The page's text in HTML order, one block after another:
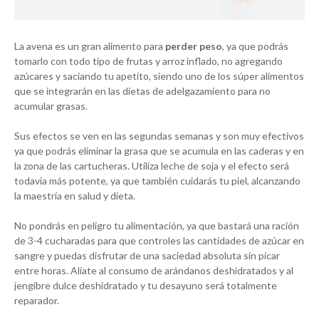
La avena es un gran alimento para perder peso, ya que podrás
tomarlo con todo tipo de frutas y arroz inflado, no agregando
azúcares y saciando tu apetito, siendo uno de los súper alimentos
que se integrarán en las dietas de adelgazamiento para no
acumular grasas.
Sus efectos se ven en las segundas semanas y son muy efectivos
ya que podrás eliminar la grasa que se acumula en las caderas y en
la zona de las cartucheras. Utiliza leche de soja y el efecto será
todavía más potente, ya que también cuidarás tu piel, alcanzando
la maestría en salud y dieta.
No pondrás en peligro tu alimentación, ya que bastará una ración
de 3-4 cucharadas para que controles las cantidades de azúcar en
sangre y puedas disfrutar de una saciedad absoluta sin picar
entre horas. Alíate al consumo de arándanos deshidratados y al
jengibre dulce deshidratado y tu desayuno será totalmente
reparador.